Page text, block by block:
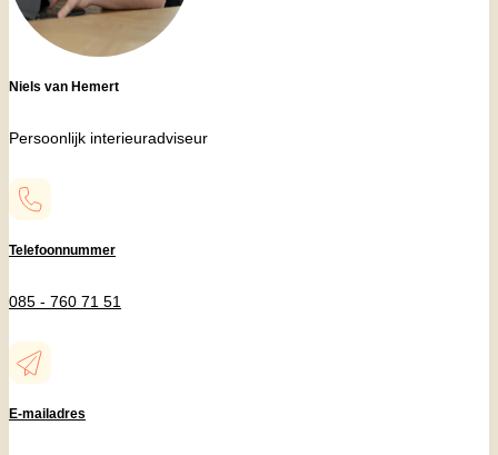
Niels van Hemert
Persoonlijk interieuradviseur
Telefoonnummer
085 - 760 71 51
E-mailadres